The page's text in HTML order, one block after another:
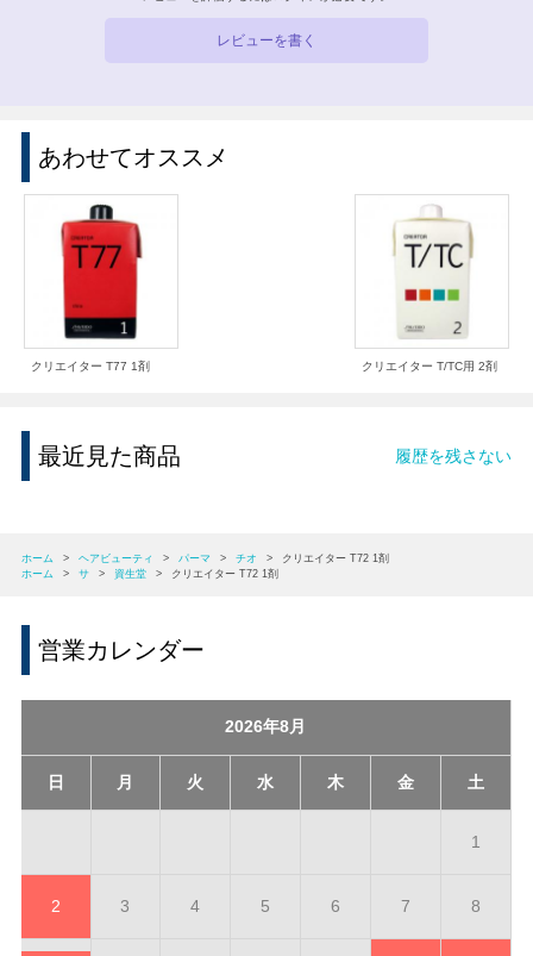
レビューを書く
あわせてオススメ
クリエイター T77 1剤 クリエイター T/TC用 2剤
最近見た商品 履歴を残さない
ホーム > ヘアビューティ > パーマ > チオ >
クリエイター T72 1剤
ホーム
> サ > 資生堂 > クリエイター T72 1剤
営業カレンダー
2026年8月
日 月 火 水 木 金 土
1
2 3 4 5 6 7 8